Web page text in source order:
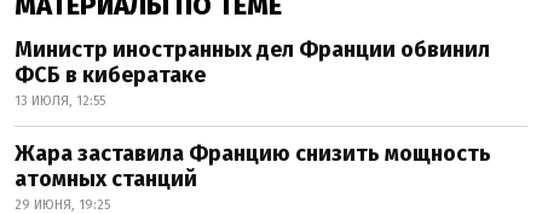
Министр иностранных дел Франции обвинил
ФСБ в кибератаке
13 ИЮЛЯ, 12:55
Жара заставила Францию снизить мощность
атомных станций
29 ИЮНЯ, 19:25